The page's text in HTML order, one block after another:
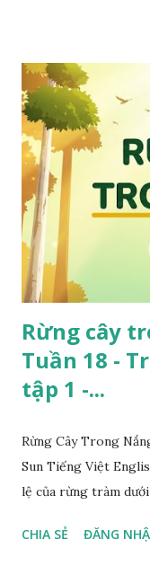
Rừng cây
Tuần 18 -
tập 1 -...
Rừng Cây Trong
Sun Tiếng Việt
lệ của rừng tràm
CHIA SẺ ĐĂNG